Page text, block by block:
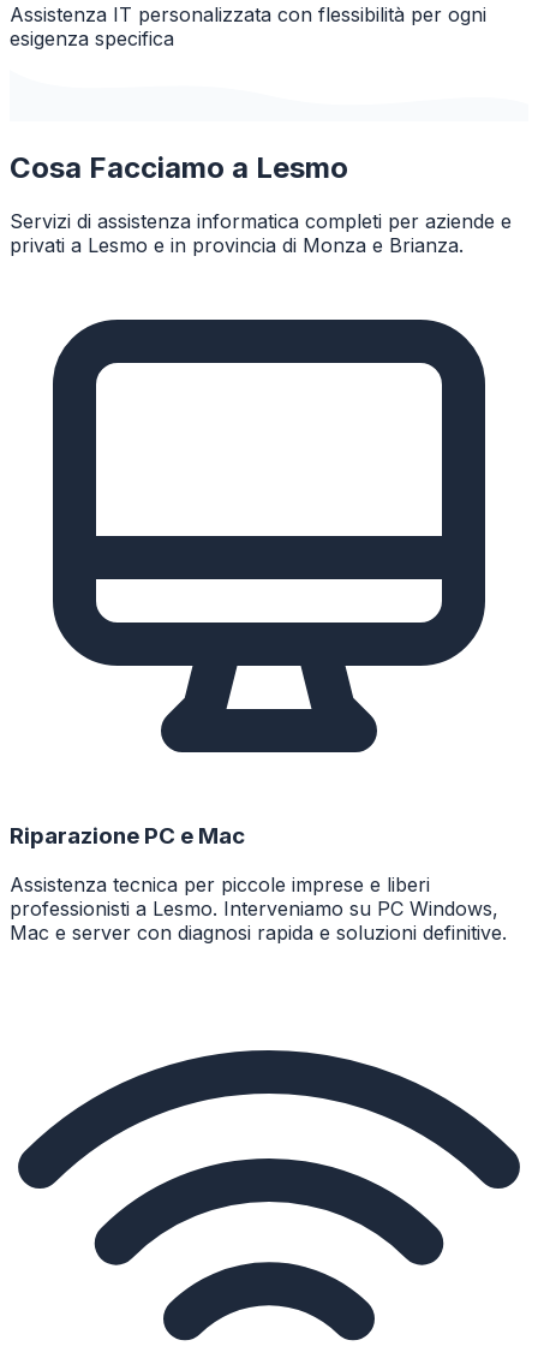
Assistenza IT personalizzata con flessibilità per ogni
esigenza specifica
Cosa Facciamo a Lesmo
Servizi di assistenza informatica completi per aziende e
privati a Lesmo e in provincia di Monza e Brianza.
Riparazione PC e Mac
Assistenza tecnica per piccole imprese e liberi
professionisti a Lesmo. Interveniamo su PC Windows,
Mac e server con diagnosi rapida e soluzioni definitive.